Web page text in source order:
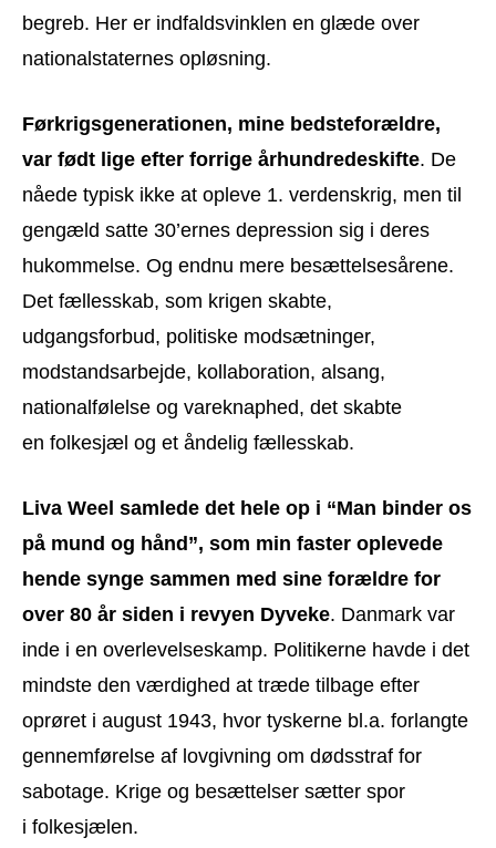
begreb. Her er indfaldsvinklen en glæde over
nationalstaternes opløsning.
Førkrigsgenerationen, mine bedsteforældre,
var født lige efter forrige århundredeskifte. De
nåede typisk ikke at opleve 1. verdenskrig, men til
gengæld satte 30’ernes depression sig i deres
hukommelse. Og endnu mere besættelsesårene.
Det fællesskab, som krigen skabte,
udgangsforbud, politiske modsætninger,
modstandsarbejde, kollaboration, alsang,
nationalfølelse og vareknaphed, det skabte
en folkesjæl og et åndelig fællesskab.
Liva Weel samlede det hele op i “Man binder os
på mund og hånd”, som min faster oplevede
hende synge sammen med sine forældre for
over 80 år siden i revyen Dyveke. Danmark var
inde i en overlevelseskamp. Politikerne havde i det
mindste den værdighed at træde tilbage efter
oprøret i august 1943, hvor tyskerne bl.a. forlangte
gennemførelse af lovgivning om dødsstraf for
sabotage. Krige og besættelser sætter spor
i folkesjælen.